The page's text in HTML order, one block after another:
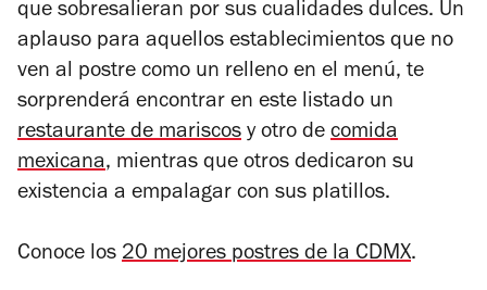
que sobresalieran por sus cualidades dulces. Un
aplauso para aquellos establecimientos que no
ven al postre como un relleno en el menú, te
sorprenderá encontrar en este listado un
restaurante de mariscos y otro de comida
mexicana, mientras que otros dedicaron su
existencia a empalagar con sus platillos.
Conoce los 20 mejores postres de la CDMX.